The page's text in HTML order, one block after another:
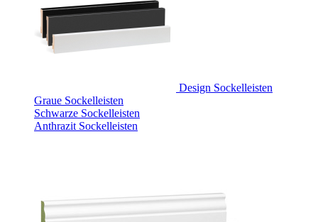
Design Sockelleisten
Graue Sockelleisten
Schwarze Sockelleisten
Anthrazit Sockelleisten